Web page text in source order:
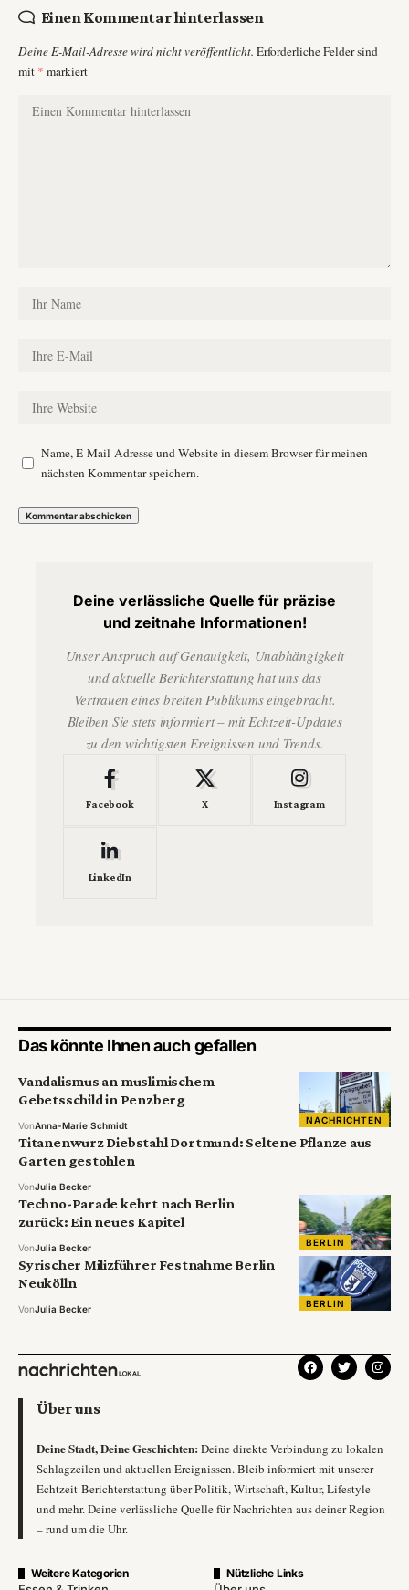
Einen Kommentar hinterlassen
Deine E-Mail-Adresse wird nicht veröffentlicht. Erforderliche Felder sind
mit * markiert
Name, E-Mail-Adresse und Website in diesem Browser für meinen
nächsten Kommentar speichern.
Deine verlässliche Quelle für präzise
und zeitnahe Informationen!
Unser Anspruch auf Genauigkeit, Unabhängigkeit
und aktuelle Berichterstattung hat uns das
Vertrauen eines breiten Publikums eingebracht.
Bleiben Sie stets informiert – mit Echtzeit-Updates
zu den wichtigsten Ereignissen und Trends.
Facebook X Instagram
LinkedIn
Das könnte Ihnen auch gefallen
NACHRICHTEN
Vandalismus an muslimischem
Gebetsschild in Penzberg
VonAnna-Marie Schmidt
Titanenwurz Diebstahl Dortmund: Seltene Pflanze aus
Garten gestohlen
VonJulia Becker
BERLIN
Techno-Parade kehrt nach Berlin
zurück: Ein neues Kapitel
VonJulia Becker
BERLIN
Syrischer Milizführer Festnahme Berlin
Neukölln
VonJulia Becker
Über uns
Deine Stadt, Deine Geschichten: Deine direkte Verbindung zu lokalen
Schlagzeilen und aktuellen Ereignissen. Bleib informiert mit unserer
Echtzeit-Berichterstattung über Politik, Wirtschaft, Kultur, Lifestyle
und mehr. Deine verlässliche Quelle für Nachrichten aus deiner Region
– rund um die Uhr.
Weitere Kategorien Nützliche Links